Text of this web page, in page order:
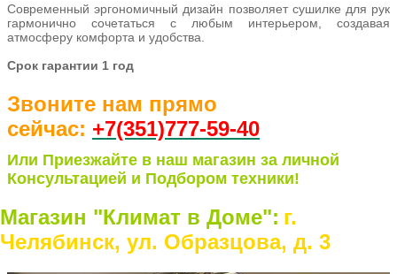
Современный эргономичный дизайн позволяет сушилке для рук
гармонично сочетаться с любым интерьером, создавая
атмосферу комфорта и удобства.
Срок гарантии 1 год
Звоните нам прямо
сейчас: +7(351)777-59-40
Или Приезжайте в наш магазин за личной
Консультацией и Подбором техники!
Магазин "Климат в Доме": г.
Челябинск, ул. Образцова, д. 3